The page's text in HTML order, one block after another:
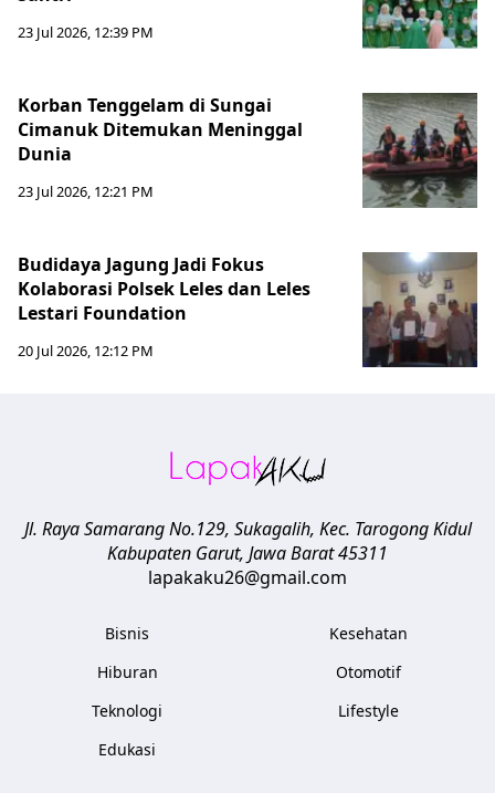
23 Jul 2026, 12:39 PM
Korban Tenggelam di Sungai
Cimanuk Ditemukan Meninggal
Dunia
23 Jul 2026, 12:21 PM
Budidaya Jagung Jadi Fokus
Kolaborasi Polsek Leles dan Leles
Lestari Foundation
20 Jul 2026, 12:12 PM
Jl. Raya Samarang No.129, Sukagalih, Kec. Tarogong Kidul
Kabupaten Garut, Jawa Barat45311
lapakaku26@gmail.com
Bisnis
Hiburan
Teknologi
Edukasi
Kesehatan
Otomotif
Lifestyle